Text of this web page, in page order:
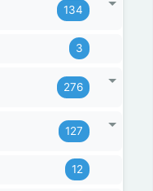
134
3
276
127
12